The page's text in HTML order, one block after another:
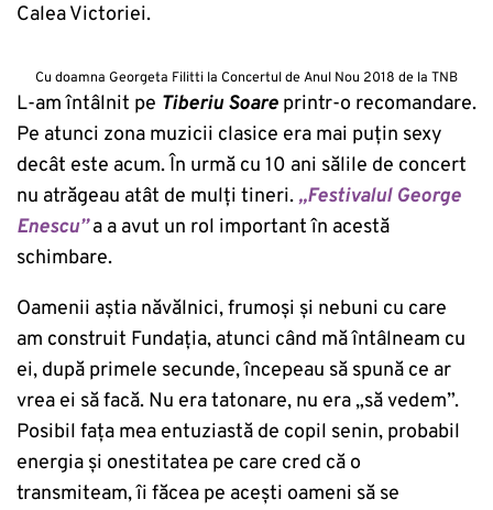
Calea Victoriei.
Cu doamna Georgeta Filitti la Concertul de Anul Nou 2018 de la TNB
L-am întâlnit pe Tiberiu Soare printr-o recomandare.
Pe atunci zona muzicii clasice era mai puțin sexy
decât este acum. În urmă cu 10 ani sălile de concert
nu atrăgeau atât de mulți tineri.„Festivalul George
Enescu”a a avut un rol important în acestă
schimbare.
Oamenii aștia năvălnici, frumoși și nebuni cu care
am construit Fundația, atunci când mă întâlneam cu
ei, după primele secunde, începeau să spună ce ar
vrea ei să facă. Nu era tatonare, nu era „să vedem”.
Posibil fața mea entuziastă de copil senin, probabil
energia și onestitatea pe care cred că o
transmiteam, îi făcea pe acești oameni să se